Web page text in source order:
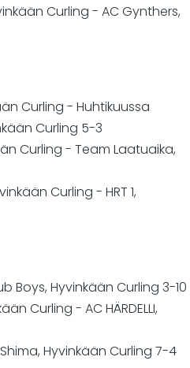
Curling - AC Gynthers,
Curling - Huhtikuussa
Curling 5-3
Curling - Team Laatuaika,
Curling - HRT 1,
Boys, Hyvinkään Curling 3-10
Curling - AC HÄRDELLI,
Hyvinkään Curling 7-4